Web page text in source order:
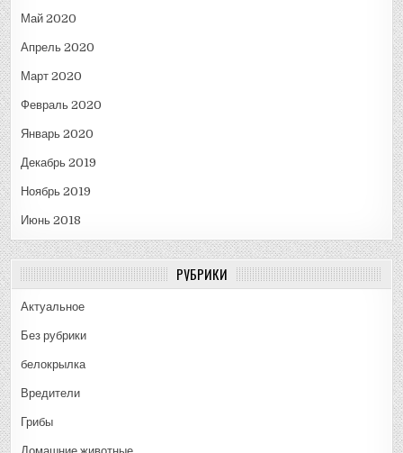
Май 2020
Апрель 2020
Март 2020
Февраль 2020
Январь 2020
Декабрь 2019
Ноябрь 2019
Июнь 2018
РУБРИКИ
Актуальное
Без рубрики
белокрылка
Вредители
Грибы